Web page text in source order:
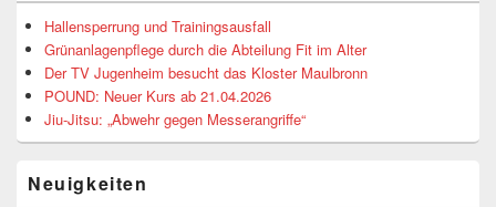
Hallensperrung und Trainingsausfall
Grünanlagenpflege durch die Abteilung Fit im Alter
Der TV Jugenheim besucht das Kloster Maulbronn
POUND: Neuer Kurs ab 21.04.2026
Jiu-Jitsu: „Abwehr gegen Messerangriffe“
Neuigkeiten